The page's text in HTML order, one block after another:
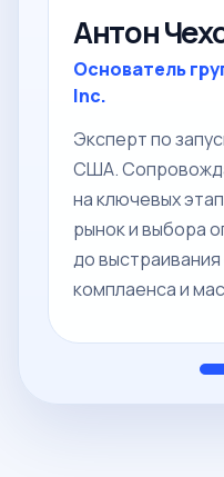
Антон
Основатель
Inc.
Эксперт по
США.
на ключевых
рынок и выбора
до
комплаенса и